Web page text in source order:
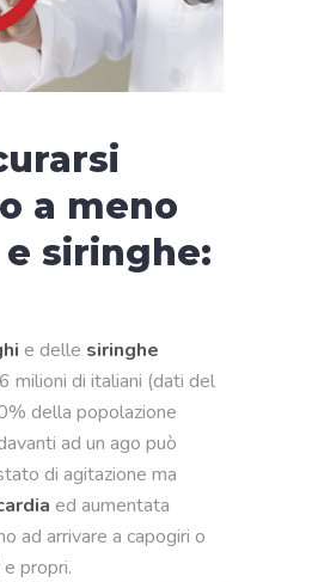
a meno
siringhe:
e delle siringhe
milioni di italiani (dati del
della popolazione
ad un ago può
di agitazione ma
ed aumentata
ad arrivare a capogiri o
propri.